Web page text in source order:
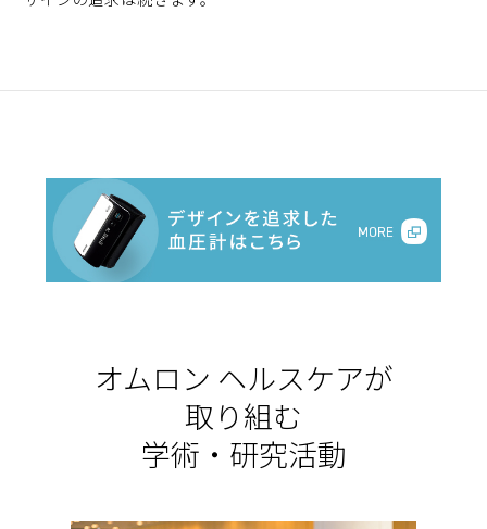
オムロン ヘルスケアが
取り組む
学術・研究活動